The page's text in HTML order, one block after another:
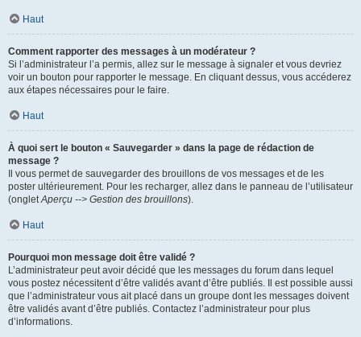
Haut
Comment rapporter des messages à un modérateur ?
Si l’administrateur l’a permis, allez sur le message à signaler et vous devriez
voir un bouton pour rapporter le message. En cliquant dessus, vous accéderez
aux étapes nécessaires pour le faire.
Haut
À quoi sert le bouton « Sauvegarder » dans la page de rédaction de
message ?
Il vous permet de sauvegarder des brouillons de vos messages et de les
poster ultérieurement. Pour les recharger, allez dans le panneau de l’utilisateur
(ongletAperçu --> Gestion des brouillons).
Haut
Pourquoi mon message doit être validé ?
L’administrateur peut avoir décidé que les messages du forum dans lequel
vous postez nécessitent d’être validés avant d’être publiés. Il est possible aussi
que l’administrateur vous ait placé dans un groupe dont les messages doivent
être validés avant d’être publiés. Contactez l’administrateur pour plus
d’informations.